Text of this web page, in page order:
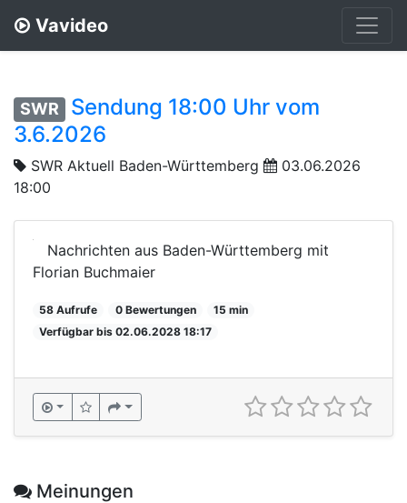
Vavideo
SWR
Sendung 18:00 Uhr vom
3.6.2026
SWR Aktuell Baden-Württemberg
03.06.2026
18:00
Nachrichten aus Baden-Württemberg mit
Florian Buchmaier
58 Aufrufe 0 Bewertungen
15 min
Verfügbar bis 02.06.2028 18:17
Meinungen